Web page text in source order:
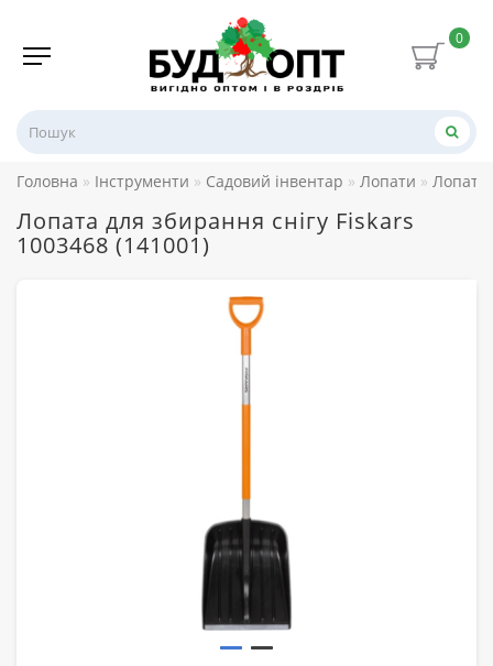
0
Головна Інструменти Садовий інвентар Лопати Лопата
Лопата для збирання снігу Fiskars
1003468 (141001)